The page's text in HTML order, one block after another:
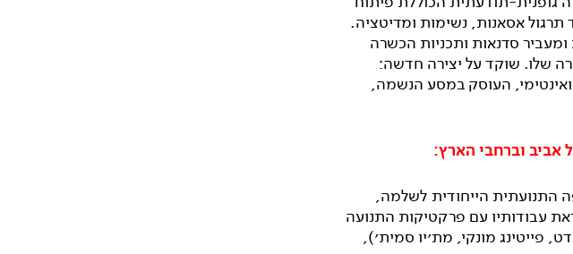
תרגול אסאנות, נשימות ומדיטציה.
ומעביר סדנאות ותכניות הכשרה
שלו. שוקד על יצירה חדשה:
העוסק במסע הנשמה,
אביב וברחבי הארץ:
התנועתית הייחודית לשלמה,
עבודותיו עם פרקטיקות התנועה
פייטינג מונקי, מת׳יו סמית׳),